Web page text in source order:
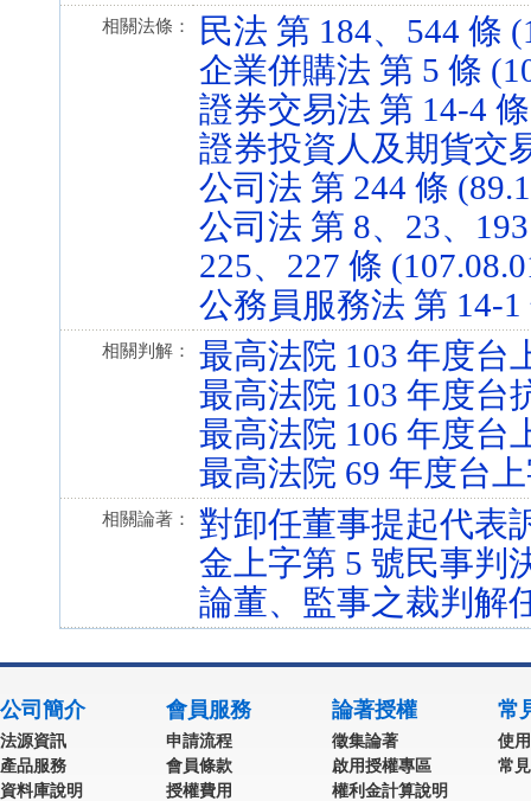
相關法條：
民法 第 184、544 條
企業併購法 第 5 條
證券交易法 第 14-4
證券投資人及期貨交
公司法 第 244 條
公司法 第 8、23、
225、227 條
公務員服務法 第 14-1
相關判解：
最高法院 103 年度台
最高法院 103 年度台
最高法院 106 年度台
最高法院 69 年度台
相關論著：
對卸任董事提起代表
金上字第 5 號民事判
論董、監事之裁判解
公司簡介
法源資訊
產品服務
資料庫說明
會員服務
申請流程
會員條款
授權費用
論著授權
徵集論著
啟用授權專區
權利金計算說明
常
使
常